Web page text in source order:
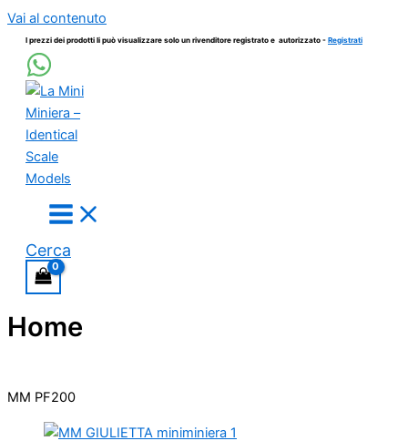
Vai al contenuto
I prezzi dei prodotti li può visualizzare solo un rivenditore registrato e autorizzato - Registrati
Cerca
Home
MM PF200